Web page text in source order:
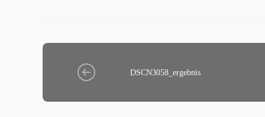
DSCN3058_ergebnis